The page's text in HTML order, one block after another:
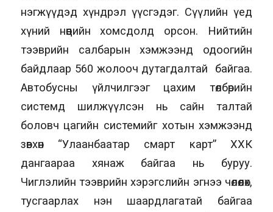
нэгжүүдэд хүндрэл үүсгэдэг. Сүүлийн үед
хүний нөөцийн хомсдолд орсон. Нийтийн
тээврийн салбарын хэмжээнд одоогийн
байдлаар 560 жолооч дутагдалтай байгаа.
Автобусны үйлчилгээг цахим төлбөрийн
системд шилжүүлсэн нь сайн талтай
боловч цагийн системийг хотын хэмжээнд
зөвхөн “Улаанбаатар смарт карт” ХХК
дангаараа хянаж байгаа нь буруу.
Чиглэлийн тээврийн хэрэгслийн эгнээ чөлөөлөх,
тусгаарлах нэн шаардлагатай байгаа